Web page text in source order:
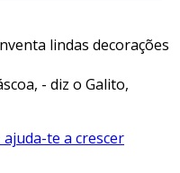
lindas decorações
- diz o Galito,
ajuda-te a crescer